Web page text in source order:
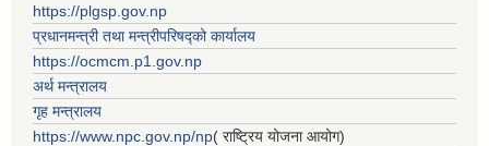
https://plgsp.gov.np
प्रधानमन्त्री तथा मन्त्रीपरिषद्को कार्यालय
https://ocmcm.p1.gov.np
अर्थ मन्त्रालय
गृह मन्त्रालय
https://www.npc.gov.np/np( राष्ट्रिय योजना आयोग)